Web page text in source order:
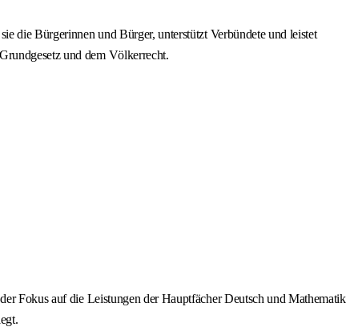
die Bürgerinnen und Bürger, unterstützt Verbündete und leistet
und dem Völkerrecht.
Fokus auf die Leistungen der Hauptfächer Deutsch und Mathematik